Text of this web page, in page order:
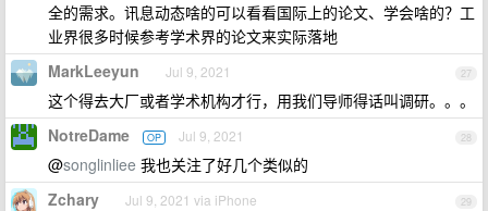
全的需求。讯息动态啥的可以看看国际上的论文、学会啥的？工
业界很多时候参考学术界的论文来实际落地
27
MarkLeeyun Jul 9, 2021
这个得去大厂或者学术机构才行，用我们导师得话叫调研。。。
28
NotreDame OP Jul 9, 2021
@songlinliee 我也关注了好几个类似的
29
Zchary Jul 9, 2021 via iPhone